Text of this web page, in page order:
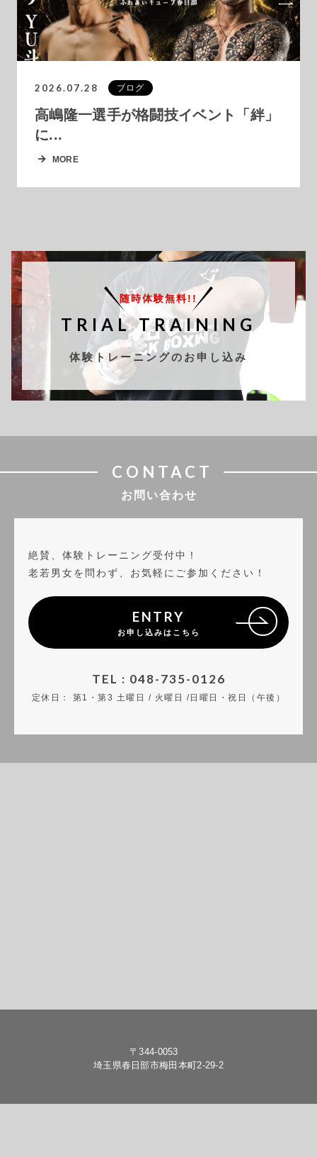
2026.07.28 ブログ
高嶋隆一選手が格闘技イベント「絆」
に...
MORE
随時体験無料!!
TRIAL TRAINING
体験トレーニングのお申し込み
CONTACT
お問い合わせ
絶賛、体験トレーニング受付中！
老若男女を問わず、お気軽にご参加ください！
ENTRY
お申し込みはこちら
TEL : 048-735-0126
定休日： 第1・第3 土曜日 / 火曜日 /日曜日・祝日（午後）
〒344-0053
埼玉県春日部市梅田本町2-29-2